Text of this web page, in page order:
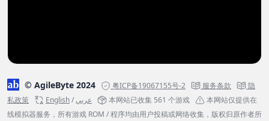
© AgileByte 2024 粤ICP备19067155号-2 服务条款
隐
私政策
English/عربي 本网站已收集 561 个游戏
本网站仅提供在
线模拟器服务，所有游戏 ROM / 程序均由用户投稿或网络收集，版权归原作者所